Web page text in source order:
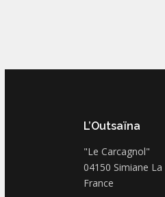
L’Outsaïna
"Le Carcagnol"
04150 Simiane
France